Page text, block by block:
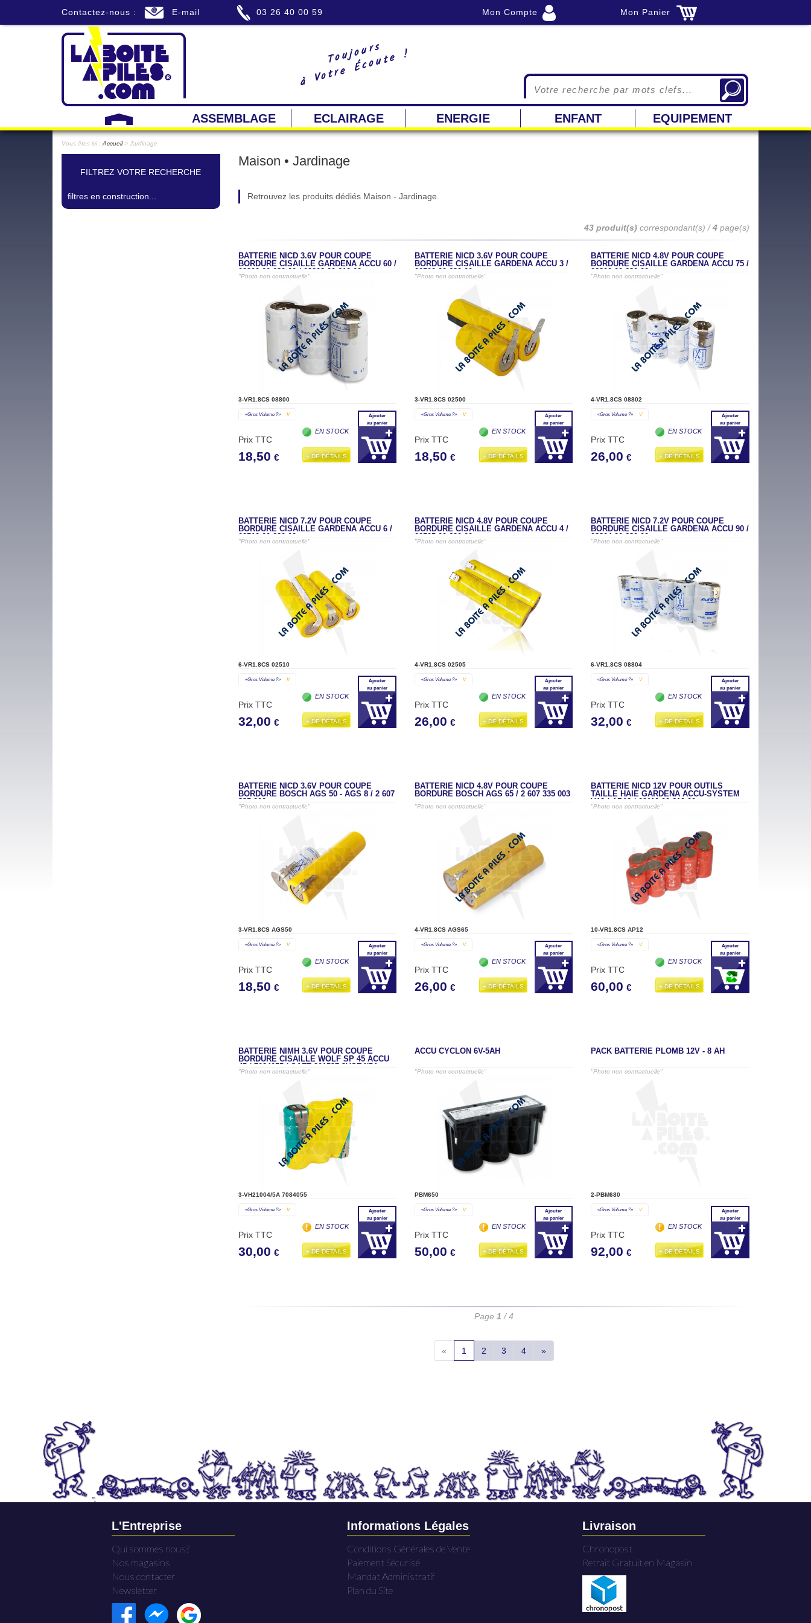
Contactez-nous : E-mail 03 26 40 00 59 Mon Compte Mon Panier
Toujours
à Votre Écoute !
ASSEMBLAGE ECLAIRAGE ENERGIE ENFANT EQUIPEMENT
Vous êtes ici : Accueil> Jardinage
FILTREZ VOTRE RECHERCHE
filtres en construction...
Maison • Jardinage
Retrouvez les produits dédiés Maison - Jardinage.
43 produit(s) correspondant(s) /4 page(s)
BATTERIE NICD 3.6V POUR COUPE
BORDURE CISAILLE GARDENA ACCU 60 /
"Photo non contractuelle"
3-VR1.8CS 08800
«gros Volume ?» V
Prix TTC
18,50 €
EN STOCK
+ DE DÉTAILS
Ajouter
au panier
BATTERIE NICD 3.6V POUR COUPE
BORDURE CISAILLE GARDENA ACCU 3 /
"Photo non contractuelle"
3-VR1.8CS 02500
«gros Volume ?» V
Prix TTC
18,50 €
EN STOCK
+ DE DÉTAILS
Ajouter
au panier
BATTERIE NICD 4.8V POUR COUPE
BORDURE CISAILLE GARDENA ACCU 75 /
"Photo non contractuelle"
4-VR1.8CS 08802
«gros Volume ?» V
Prix TTC
26,00 €
EN STOCK
+ DE DÉTAILS
Ajouter
au panier
BATTERIE NICD 7.2V POUR COUPE
BORDURE CISAILLE GARDENA ACCU 6 /
"Photo non contractuelle"
6-VR1.8CS 02510
«gros Volume ?» V
Prix TTC
32,00 €
EN STOCK
+ DE DÉTAILS
Ajouter
au panier
BATTERIE NICD 4.8V POUR COUPE
BORDURE CISAILLE GARDENA ACCU 4 /
"Photo non contractuelle"
4-VR1.8CS 02505
«gros Volume ?» V
Prix TTC
26,00 €
EN STOCK
+ DE DÉTAILS
Ajouter
au panier
BATTERIE NICD 7.2V POUR COUPE
BORDURE CISAILLE GARDENA ACCU 90 /
"Photo non contractuelle"
6-VR1.8CS 08804
«gros Volume ?» V
Prix TTC
32,00 €
EN STOCK
+ DE DÉTAILS
Ajouter
au panier
BATTERIE NICD 3.6V POUR COUPE
BORDURE BOSCH AGS 50 - AGS 8 / 2 607
"Photo non contractuelle"
3-VR1.8CS AGS50
«gros Volume ?» V
Prix TTC
18,50 €
EN STOCK
+ DE DÉTAILS
Ajouter
au panier
BATTERIE NICD 4.8V POUR COUPE
BORDURE BOSCH AGS 65 / 2 607 335 003
"Photo non contractuelle"
4-VR1.8CS AGS65
«gros Volume ?» V
Prix TTC
26,00 €
EN STOCK
+ DE DÉTAILS
Ajouter
au panier
BATTERIE NICD 12V POUR OUTILS
TAILLE HAIE GARDENA ACCU-SYSTEM
"Photo non contractuelle"
10-VR1.8CS AP12
«gros Volume ?» V
Prix TTC
60,00 €
EN STOCK
+ DE DÉTAILS
Ajouter
au panier
BATTERIE NIMH 3.6V POUR COUPE
BORDURE CISAILLE WOLF SP 45 ACCU
"Photo non contractuelle"
3-VH21004/5A 7084055
«gros Volume ?» V
Prix TTC
30,00 €
EN STOCK
+ DE DÉTAILS
Ajouter
au panier
ACCU CYCLON 6V-5AH
"Photo non contractuelle"
PBM650
«gros Volume ?» V
Prix TTC
50,00 €
EN STOCK
+ DE DÉTAILS
Ajouter
au panier
PACK BATTERIE PLOMB 12V - 8 AH
"Photo non contractuelle"
2-PBM680
«gros Volume ?» V
Prix TTC
92,00 €
EN STOCK
+ DE DÉTAILS
Ajouter
au panier
Page 1 / 4
« 1 2 3 4 »
L'Entreprise
Qui sommes nous?
Nos magasins
Nous contacter
Newsletter
Informations Légales
Conditions Générales de Vente
Paiement Sécurisé
Mandat Administratif
Plan du Site
Livraison
Chronopost
Retrait Gratuit en Magasin